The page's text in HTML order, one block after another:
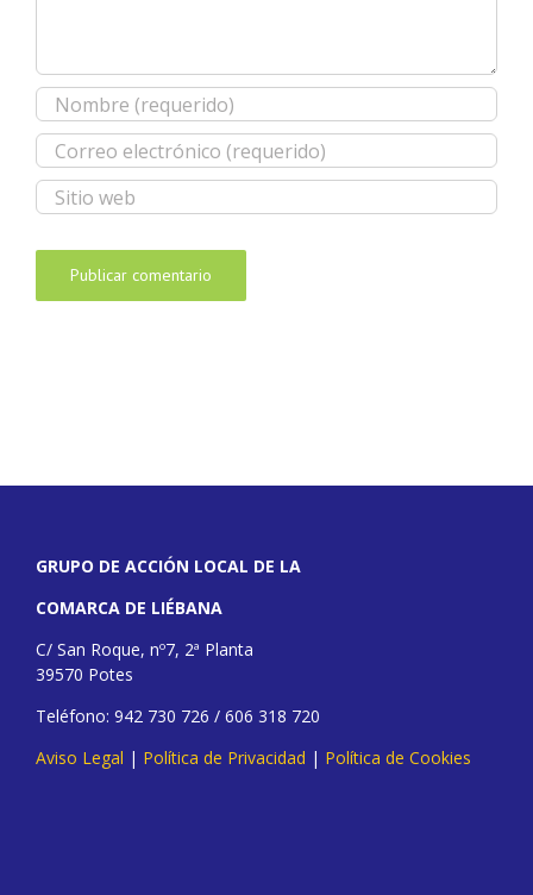
GRUPO DE ACCIÓN LOCAL DE LA
COMARCA DE LIÉBANA
C/ San Roque, nº7, 2ª Planta
39570 Potes
Teléfono: 942 730 726 / 606 318 720
Aviso Legal | Política de Privacidad | Política de Cookies